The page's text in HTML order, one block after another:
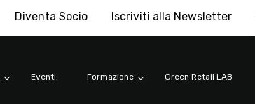
Diventa Socio Iscriviti alla Newsletter
Eventi Formazione Green Retail LAB